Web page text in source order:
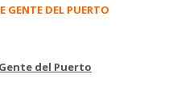
GENTE DEL PUERTO
del Puerto